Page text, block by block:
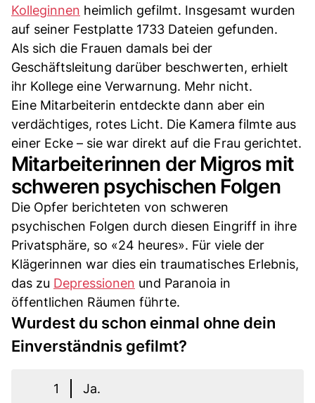
Kolleginnen heimlich gefilmt. Insgesamt wurden
auf seiner Festplatte 1733 Dateien gefunden.
Als sich die Frauen damals bei der
Geschäftsleitung darüber beschwerten, erhielt
ihr Kollege eine Verwarnung. Mehr nicht.
Eine Mitarbeiterin entdeckte dann aber ein
verdächtiges, rotes Licht. Die Kamera filmte aus
einer Ecke – sie war direkt auf die Frau gerichtet.
Mitarbeiterinnen der Migros mit
schweren psychischen Folgen
Die Opfer berichteten von schweren
psychischen Folgen durch diesen Eingriff in ihre
Privatsphäre, so «24 heures». Für viele der
Klägerinnen war dies ein traumatisches Erlebnis,
das zu Depressionen und Paranoia in
öffentlichen Räumen führte.
Wurdest du schon einmal ohne dein
Einverständnis gefilmt?
1 Ja.